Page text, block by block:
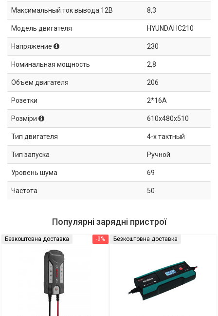
Максимальный ток вывода 12В 8,3
Модель двигателя HYUNDAI IC210
Напряжение 230
Номинальная мощность 2,8
Объем двигателя 206
Розетки 2*16A
Розміри 610x480x510
Тип двигателя 4-х тактный
Тип запуска Ручной
Уровень шума 69
Частота 50
Популярні зарядні пристрої
-9%
Безкоштовна доставка Безкоштовна доставка